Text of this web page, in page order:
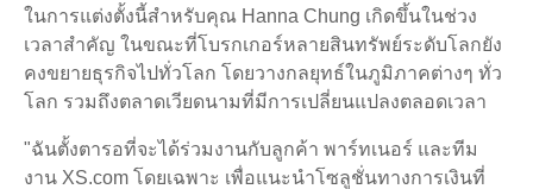
ในการแต่งตั้งนี้สำหรับคุณ Hanna Chung เกิดขึ้นในช่วง
เวลาสำคัญ ในขณะที่โบรกเกอร์หลายสินทรัพย์ระดับโลกยัง
คงขยายธุรกิจไปทั่วโลก โดยวางกลยุทธ์ในภูมิภาคต่างๆ ทั่ว
โลก รวมถึงตลาดเวียดนามที่มีการเปลี่ยนแปลงตลอดเวลา
"ฉันตั้งตารอที่จะได้ร่วมงานกับลูกค้า พาร์ทเนอร์ และทีม
งาน XS.com โดยเฉพาะ เพื่อแนะนำโซลูชั่นทางการเงินที่